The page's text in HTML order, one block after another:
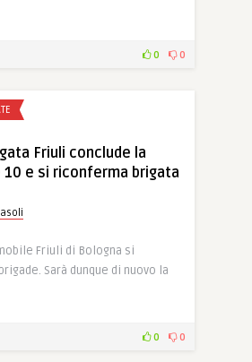
0 0
Friuli conclude la
10 e si riconferma brigata
Friuli di Bologna si
Sarà dunque di nuovo la
0 0